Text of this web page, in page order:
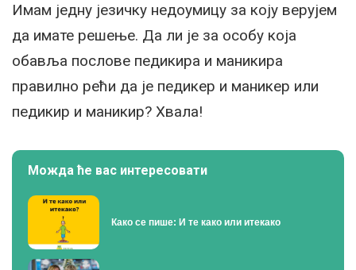
Имам једну језичку недоумицу за коју верујем
да имате решење. Да ли је за особу која
обавља послове педикира и маникира
правилно рећи да је педикер и маникер или
педикир и маникир? Хвала!
Можда ће вас интересовати
Како се пише: И те како или итекако